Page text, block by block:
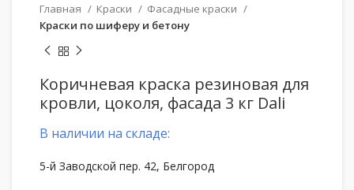
Главная Краски
Фасадные краски
Краски по шиферу и бетону
Коричневая краска резиновая для
кровли, цоколя, фасада 3 кг Dali
В наличии на складе:
5-й Заводской пер. 42, Белгород